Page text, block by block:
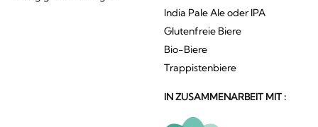
India Pale Ale oder IPA
Glutenfreie Biere
Bio-Biere
Trappistenbiere
IN ZUSAMMENARBEIT MIT :